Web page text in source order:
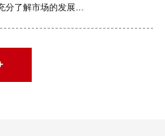
了解市场的发展动